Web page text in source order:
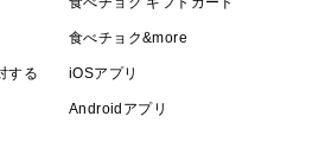
する
食べチョク&more
iOSアプリ
Androidアプリ